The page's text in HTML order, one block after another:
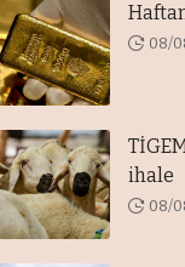
08/
ihale
08/